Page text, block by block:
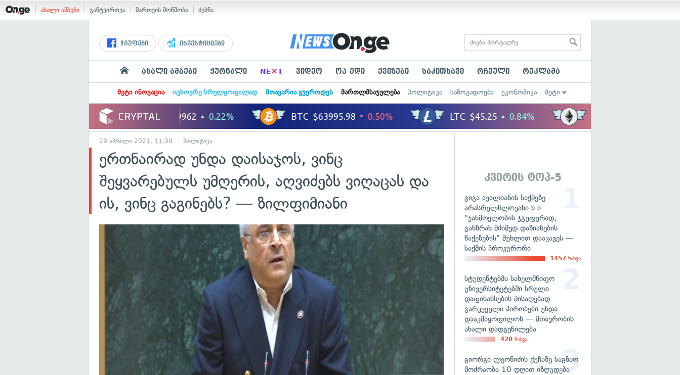
ახალი ამბები განტვირთვა მართვის მოწმობა ძებნა
ჯგუფები ინვესტიციები
ახალი ამბები ჟურნალი NE×T ვიდეო ოპ-ედი ქვიზები საკითხავი რჩეული რეკლამა
მეტი ინოვაცია იცხოვრე სრულყოფილად მთავარია გჯეროდეს მართლმსაჯულება პოლიტიკა საზოგადოება ეკონომიკა მეტი
29 აპრილი 2021, 11:30 პოლიტიკა
ერთნაირად უნდა დაისაჯოს, ვინც
შეყვარებულს უმღერის, აღვიძებს ვიღაცას და
ის, ვინც გაგინებს? — ზილფიმიანი
კვირის ტოპ-5
გიგა ავალიანის საქმეზე
არასრულწლოვანი ნ.ი.
"ჯანმთელობის ჯგუფურად,
განზრახ მძიმედ დაზიანების
წაქეზების" მუხლით დააკავეს —
საქმის პროკურორი
1457 ნახვა
სტუდენტებმა სახელმწიფო
უნივერსიტეტებში სრული
დაფინანსების მისაღებად
გარკვეული პირობები უნდა
დააკმაყოფილონ — მთავრობის
ახალი დადგენილება
428 ნახვა
გიორგი ლეონიძის ქუჩაზე საგზაო
მოძრაობა 10 დღით იზღუდება